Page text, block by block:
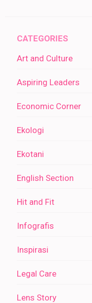
CATEGORIES
Art and Culture
Aspiring Leaders
Economic Corner
Ekologi
Ekotani
English Section
Hit and Fit
Infografis
Inspirasi
Legal Care
Lens Story